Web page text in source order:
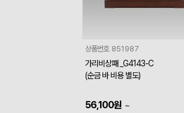
상품번호 851987
가리비상패 _G4143-C
(순금 바 비용 별도)
56,100원 ~